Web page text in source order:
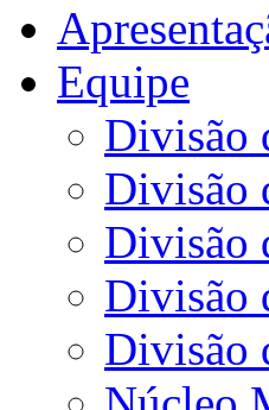
Equipe
Divisão
Divisão
Divisão
Divisão
Divisão